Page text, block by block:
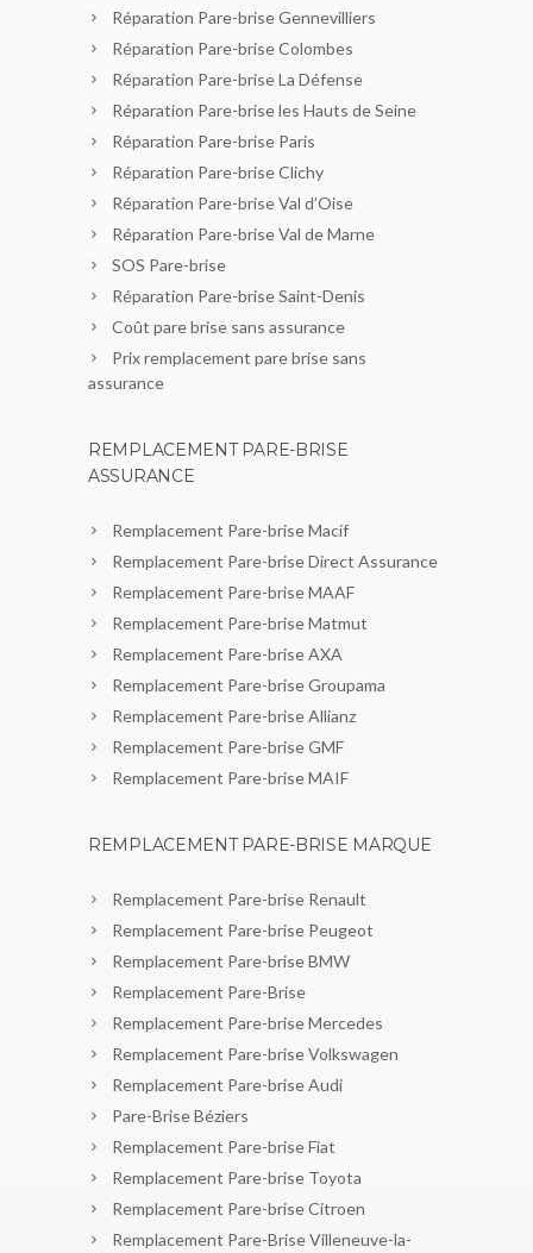
Réparation Pare-brise Gennevilliers
Réparation Pare-brise Colombes
Réparation Pare-brise La Défense
Réparation Pare-brise les Hauts de Seine
Réparation Pare-brise Paris
Réparation Pare-brise Clichy
Réparation Pare-brise Val d’Oise
Réparation Pare-brise Val de Marne
SOS Pare-brise
Réparation Pare-brise Saint-Denis
Coût pare brise sans assurance
Prix remplacement pare brise sans
assurance
REMPLACEMENT PARE-BRISE
ASSURANCE
Remplacement Pare-brise Macif
Remplacement Pare-brise Direct Assurance
Remplacement Pare-brise MAAF
Remplacement Pare-brise Matmut
Remplacement Pare-brise AXA
Remplacement Pare-brise Groupama
Remplacement Pare-brise Allianz
Remplacement Pare-brise GMF
Remplacement Pare-brise MAIF
REMPLACEMENT PARE-BRISE MARQUE
Remplacement Pare-brise Renault
Remplacement Pare-brise Peugeot
Remplacement Pare-brise BMW
Remplacement Pare-Brise
Remplacement Pare-brise Mercedes
Remplacement Pare-brise Volkswagen
Remplacement Pare-brise Audi
Pare-Brise Béziers
Remplacement Pare-brise Fiat
Remplacement Pare-brise Toyota
Remplacement Pare-brise Citroen
Remplacement Pare-Brise Villeneuve-la-